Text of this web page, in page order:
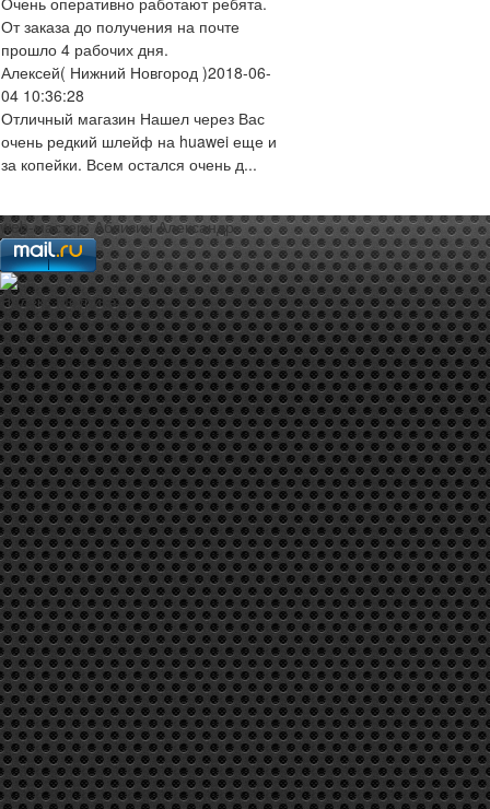
От заказа до получения на почте
прошло 4 рабочих дня.
Алексей( Нижний Новгород )2018-06-
04 10:36:28
Отличный магазин Нашел через Вас
очень редкий шлейф на huawei еще и
за копейки. Всем остался очень д...
web-мастер:Аблизин Александр